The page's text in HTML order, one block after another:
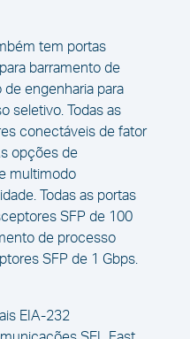
tem portas
barramento de
engenharia para
seletivo. Todas as
conectáveis de fator
opções de
multimodo
Todas as portas
SFP de 100
de processo
SFP de 1 Gbps.
EIA-232